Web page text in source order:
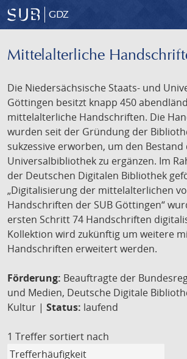
GDZ
Mittelalterliche
Die Niedersächsische Staats- und
Göttingen besitzt knapp 450
mittelalterliche Handschriften. Die
wurden seit der Gründung der
sukzessive erworben, um den Bestand
Universalbibliothek zu ergänzen. Im
der Deutschen Digitalen Bibliothek
„Digitalisierung der mittelalterlichen
Handschriften der SUB Göttingen“
ersten Schritt 74 Handschriften
Kollektion wird zukünftig um weitere
Handschriften erweitert werden.
Förderung: Beauftragte der
und Medien, Deutsche Digitale
Kultur | Status: laufend
1 Treffer sortiert nach